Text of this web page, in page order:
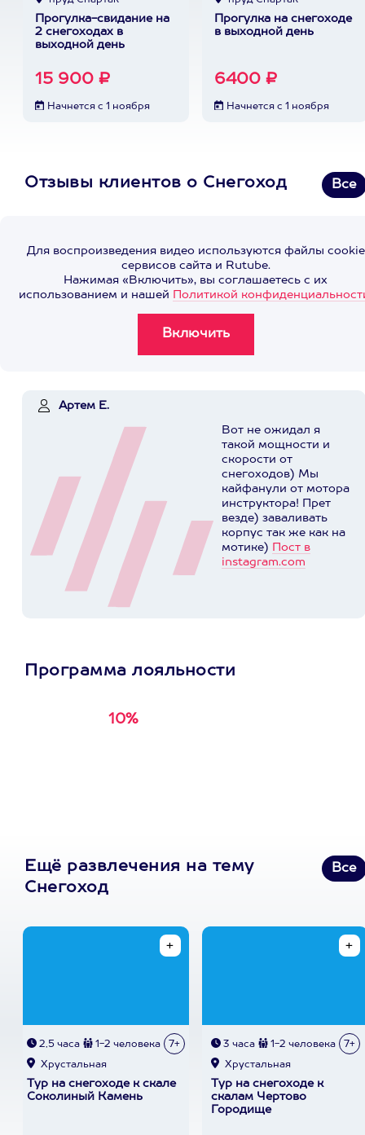
Прогулка-свидание на
2 снегоходах в
выходной день
15 900 ₽
Начнется с 1 ноября
Прогулка на снегоходе
в выходной день
6400 ₽
Начнется с 1 ноября
Отзывы клиентов о Снегоход Все
Для воспроизведения видео используются файлы cookie
сервисов сайта и Rutube.
Нажимая «Включить», вы соглашаетесь с их
использованием и нашей Политикой
Артем Е.
Вот не ожидал я
такой мощности и
скорости от
снегоходов) Мы
кайфанули от мотора
инструктора! Прет
везде) заваливать
корпус так же как на
мотике) Пост в
instagram.com
Программа лояльности
10%
Ещё развлечения на тему
Снегоход
Все
2,5 часа 1-2 человека 7+
Хрустальная
Тур на снегоходе к скале
Соколиный Камень
3 часа 1-2 человека 7+
Хрустальная
Тур на снегоходе к
скалам Чертово
Городище